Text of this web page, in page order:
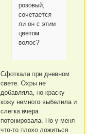
розовый,
сочетается
ли он с этим
цветом
волос?
Сфоткала при дневном
свете. Охры не
добавляла, но краску-
кожу немного выбелила и
слегка вчера
потонировала. Но у меня
что-то плохо ложиться